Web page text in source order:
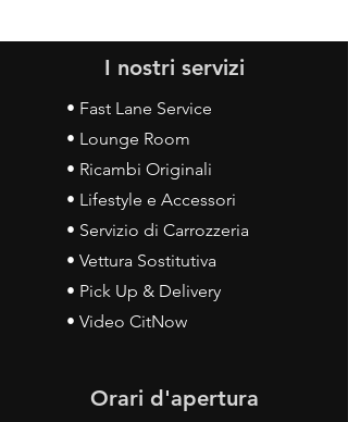
I nostri servizi
• Fast Lane Service
• Lounge Room
• Ricambi Originali
• Lifestyle e Accessori
• Servizio di Carrozzeria
• Vettura Sostitutiva
• Pick Up & Delivery
• Video CitNow
Orari d'apertura